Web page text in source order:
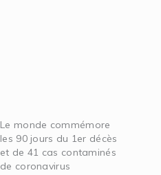
Le monde commémore
les 90 jours du 1er décès
et de 41 cas contaminés
de coronavirus